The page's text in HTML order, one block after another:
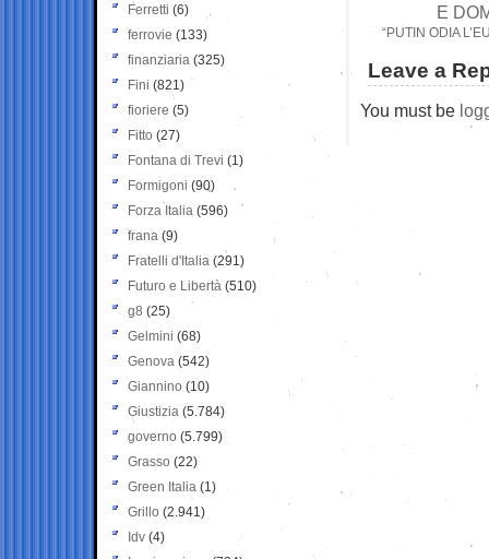
E
“PUTIN ODIA
Leave a
You must be
Ferretti (6)
ferrovie (133)
finanziaria (325)
Fini (821)
fioriere (5)
Fitto (27)
Fontana di Trevi (1)
Formigoni (90)
Forza Italia (596)
frana (9)
Fratelli d'Italia (291)
Futuro e Libertà (510)
g8 (25)
Gelmini (68)
Genova (542)
Giannino (10)
Giustizia (5.784)
governo (5.799)
Grasso (22)
Green Italia (1)
Grillo (2.941)
Idv (4)